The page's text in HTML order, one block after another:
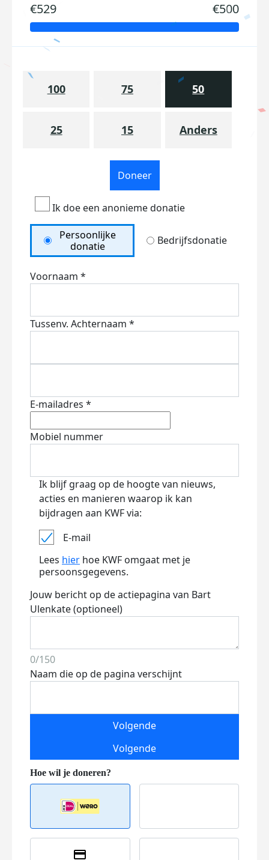
€529 €500
100 75 50
25 15 Anders
Doneer
Ik doe een anonieme donatie
Persoonlijke
donatie
Bedrijfsdonatie
Voornaam *
Tussenv. Achternaam *
E-mailadres *
Mobiel nummer
Ik blijf graag op de hoogte van nieuws,
acties en manieren waarop ik kan
bijdragen aan KWF via:
E-mail
Lees hier hoe KWF omgaat met je
persoonsgegevens.
Jouw bericht op de actiepagina van Bart
Ulenkate (optioneel)
0/150
Naam die op de pagina verschijnt
Volgende
Volgende